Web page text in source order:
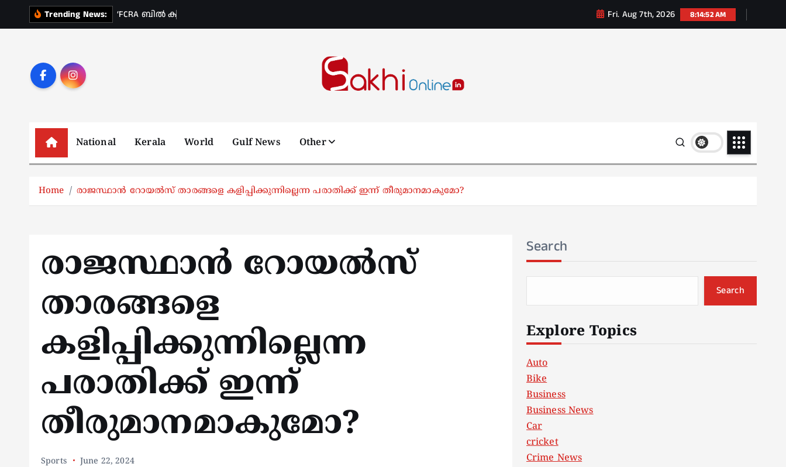
Trending News: ‘FCRA ബൽ ക Fri. Aug 7th, 2026 8:14:53 AM
National Kerala World Gulf News Other
Home രാജസ്ഥാന്‍ റോയല്‍സ് താരങ്ങളെ കളിപ്പിക്കുന്നില്ലെന്ന പരാതിക്ക് ഇന്ന് തീരുമാനമാകുമോ?
രാജസ്ഥാന്‍ റോയല്‍സ്
താരങ്ങളെ
കളിപ്പിക്കുന്നില്ലെന്ന
പരാതിക്ക് ഇന്ന്
തീരുമാനമാകുമോ?
Sports June 22, 2024
Search
Search
Explore Topics
Auto
Bike
Business
Business News
Car
cricket
Crime News